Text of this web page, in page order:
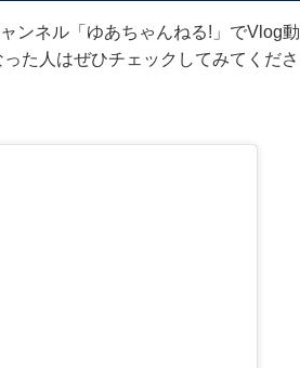
ンネル「ゆあちゃんねる!」でVlog動
た人はぜひチェックしてみてくださ